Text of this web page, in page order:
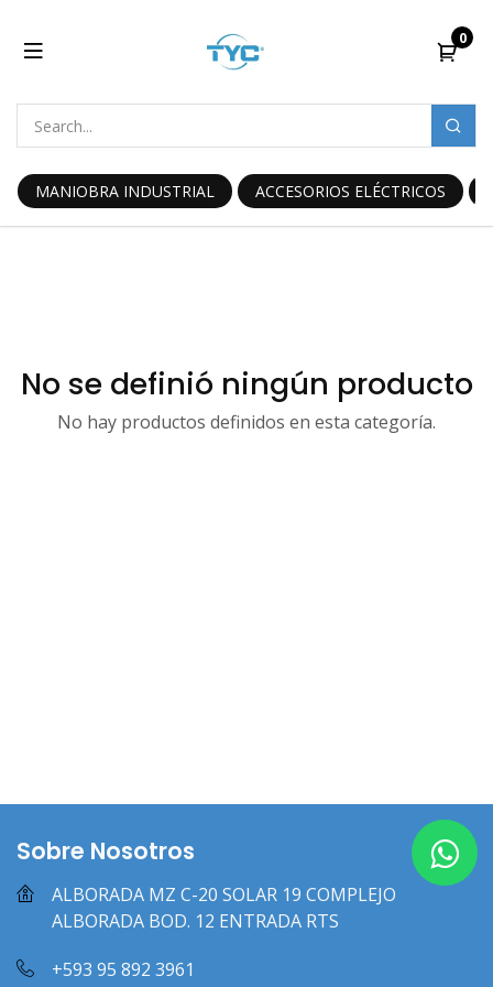
0
MANIOBRA INDUSTRIAL ACCESORIOS ELÉCTRICOS
No se definió ningún producto
No hay productos definidos en esta categoría.
Sobre Nosotros
ALBORADA MZ C-20 SOLAR 19 COMPLEJO
ALBORADA BOD. 12 ENTRADA RTS
+593 95 892 3961